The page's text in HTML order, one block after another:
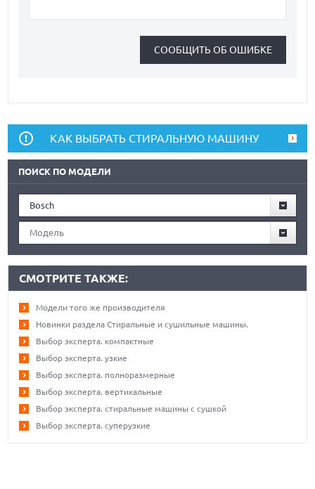
КАК ВЫБРАТЬ СТИРАЛЬНУЮ МАШИНУ
ПОИСК ПО МОДЕЛИ
Bosch
Модель
СМОТРИТЕ ТАКЖЕ:
Модели того же производителя
Новинки раздела Стиральные и сушильные машины.
Выбор эксперта. компактные
Выбор эксперта. узкие
Выбор эксперта. полноразмерные
Выбор эксперта. вертикальные
Выбор эксперта. стиральные машины с сушкой
Выбор эксперта. суперузкие